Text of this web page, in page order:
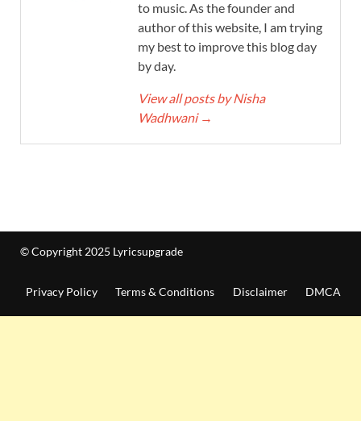
to music. As the founder and
author of this website, I am trying
my best to improve this blog day
by day.
View all posts by Nisha
Wadhwani →
© Copyright 2025 Lyricsupgrade
Privacy Policy Terms & Conditions Disclaimer DMCA